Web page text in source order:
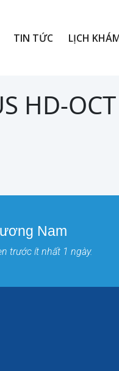
TIN TỨC LỊCH
HD-
Nam
trước ít nhất 1 ngày.